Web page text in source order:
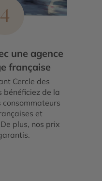
4
une agence
française
Cercle des
bénéficiez de la
et
plus, nos prix